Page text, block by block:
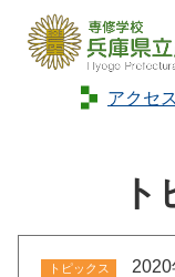
アクセス
Home> トピック
トピックス 2020